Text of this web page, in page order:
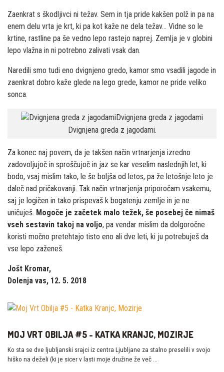
Zaenkrat s škodljivci ni težav. Sem in tja pride kakšen polž in pa na
enem delu vrta je krt, ki pa kot kaže ne dela težav… Vidne so le
krtine, rastline pa še vedno lepo rastejo naprej. Zemlja je v globini
lepo vlažna in ni potrebno zalivati vsak dan.
Naredili smo tudi eno dvignjeno gredo, kamor smo vsadili jagode in
zaenkrat dobro kaže glede na lego grede, kamor ne pride veliko
sonca.
Dvignjena greda z jagodami.
Za konec naj povem, da je takšen način vrtnarjenja izredno
zadovoljujoč in sproščujoč in jaz se kar veselim naslednjih let, ki
bodo, vsaj mislim tako, le še boljša od letos, pa že letošnje leto je
daleč nad pričakovanji. Tak način vrtnarjenja priporočam vsakemu,
saj je logičen in tako prispevaš k bogatenju zemlje in je ne
uničuješ. Mogoče je začetek malo težek, še posebej če nimaš
vseh sestavin takoj na voljo, pa vendar mislim da dolgoročne
koristi močno pretehtajo tisto eno ali dve leti, ki ju potrebuješ da
vse lepo zaženeš.
Jošt Kromar,
Dolenja vas, 12. 5. 2018
MOJ VRT OBILJA #5 - KATKA KRANJC, MOZIRJE
Ko sta se dve ljubljanski srajci iz centra Ljubljane za stalno preselili v svojo
hiško na deželi (ki je sicer v lasti moje družine že več …